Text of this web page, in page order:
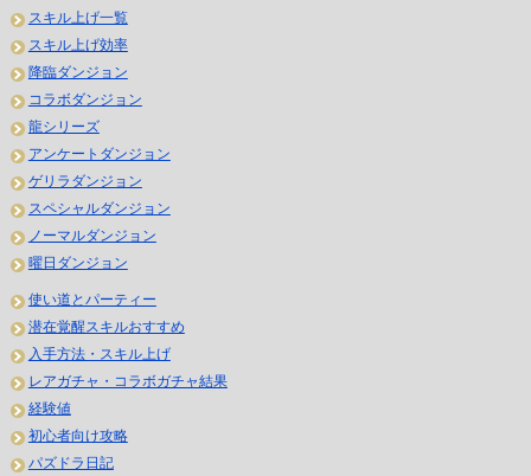
スキル上げ一覧
スキル上げ効率
降臨ダンジョン
コラボダンジョン
龍シリーズ
アンケートダンジョン
ゲリラダンジョン
スペシャルダンジョン
ノーマルダンジョン
曜日ダンジョン
使い道とパーティー
潜在覚醒スキルおすすめ
入手方法・スキル上げ
レアガチャ・コラボガチャ結果
経験値
初心者向け攻略
パズドラ日記